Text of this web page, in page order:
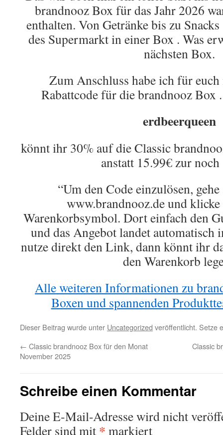
brandnooz Box für das Jahr 2026
enthalten. Von Getränke bis zu
des Supermarkt in einer Box . Was
nächsten Box.
Zum Anschluss habe ich für
Rabattcode für die brandnooz Box
erdbeerqueen
könnt ihr 30% auf die Classic
anstatt 15.99€ zur
“Um den Code einzulösen,
www.brandnooz.de und
Warenkorbsymbol. Dort einfach den
und das Angebot landet automatisch
nutze direkt den Link, dann könnt ihr
den Warenkorb
Alle weiteren Informationen zu
Boxen und spannenden
Dieser Beitrag wurde unter Uncategorized veröffentlicht. Setze
← Classic brandnooz Box für den Monat
November 2025
Classic
Schreibe einen Kommentar
Deine E-Mail-Adresse wird nicht
Felder sind mit * markiert